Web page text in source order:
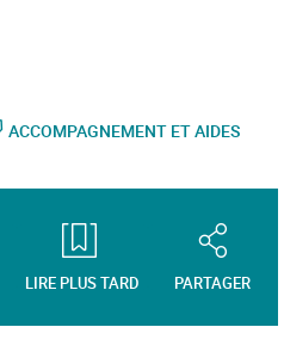
ACCOMPAGNEMENT ET AIDES
LIRE PLUS TARD PARTAGER